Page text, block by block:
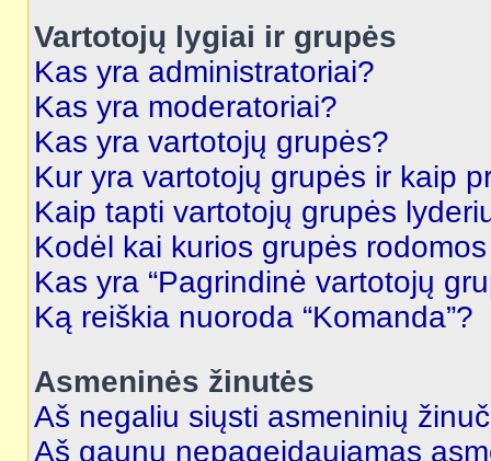
Vartotojų lygiai ir grupės
Kas yra administratoriai?
Kas yra moderatoriai?
Kas yra vartotojų grupės?
Kur yra vartotojų grupės ir kaip
Kaip tapti vartotojų grupės
Kodėl kai kurios grupės
Kas yra “Pagrindinė vartotojų
Ką reiškia nuoroda “Komanda”?
Asmeninės žinutės
Aš negaliu siųsti asmeninių
Aš gaunu nepageidaujamas